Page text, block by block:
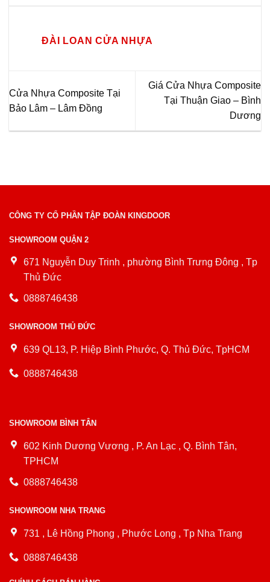
ĐÀI LOAN CỬA NHỰA
Cửa Nhựa Composite Tại
Bảo Lâm – Lâm Đồng
Giá Cửa Nhựa Composite
Tại Thuận Giao – Bình
Dương
CÔNG TY CỔ PHẦN TẬP ĐOÀN KINGDOOR
SHOWROOM QUẬN 2
671 Nguyễn Duy Trinh , phường Bình Trưng Đông , Tp
Thủ Đức
0888746438
SHOWROOM THỦ ĐỨC
639 QL13, P. Hiệp Bình Phước, Q. Thủ Đức, TpHCM
0888746438
SHOWROOM BÌNH TÂN
602 Kinh Dương Vương , P. An Lạc , Q. Bình Tân,
TPHCM
0888746438
SHOWROOM NHA TRANG
731 , Lê Hồng Phong , Phước Long , Tp Nha Trang
0888746438